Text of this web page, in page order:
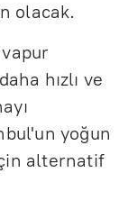
olacak.
hızlı ve
yoğun
alternatif